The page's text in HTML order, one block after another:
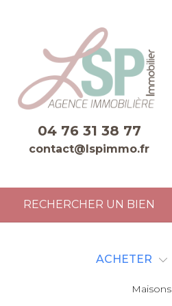
04 76 31 38 77
contact@lspimmo.fr
RECHERCHER UN BIEN
ACHETER
Maisons